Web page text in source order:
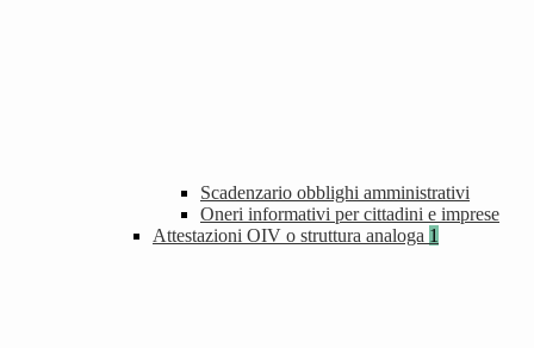
Scadenzario obblighi amministrativi
Oneri informativi per cittadini e imprese
Attestazioni OIV o struttura analoga 1